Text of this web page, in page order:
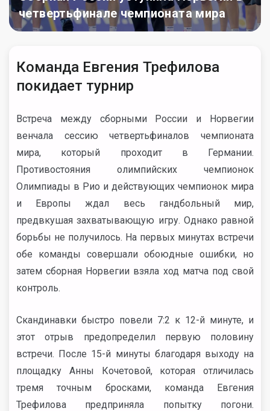
четвертьфинале чемпионата мира
Команда Евгения Трефилова
покидает турнир
Встреча между сборными России и Норвегии
венчала сессию четвертьфиналов чемпионата
мира, который проходит в Германии.
Противостояния олимпийских чемпионок
Олимпиады в Рио и действующих чемпионок мира
и Европы ждал весь гандбольный мир,
предвкушая захватывающую игру. Однако равной
борьбы не получилось. На первых минутах встречи
обе команды совершали обоюдные ошибки, но
затем сборная Норвегии взяла ход матча под свой
контроль.
Скандинавки быстро повели 7:2 к 12-й минуте, и
этот отрыв предопределил первую половину
встречи. После 15-й минуты благодаря выходу на
площадку Анны Кочетовой, которая отличилась
тремя точным бросками, команда Евгения
Трефилова предприняла попытку погони.